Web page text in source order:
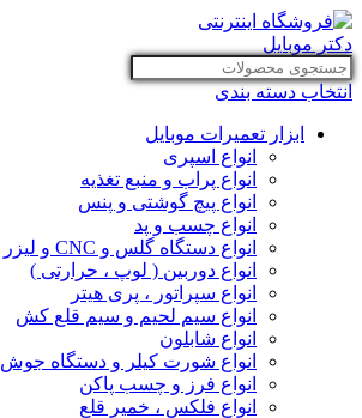
انتخاب دسته بندی
ابزار تعمیرات موبایل
انواع اسپری
انواع پراب و منبع تغذیه
انواع پیچ گوشتی و پنس
انواع چسب و پد
انواع دستگاه گلس و CNC و لیزر
انواع دوربین ( لوپ ، حرارتی )
انواع سپراتور ، پری هیتر
انواع سیم لحیم و سیم قلع کش
انواع شابلون
انواع شورت کیلر و دستگاه جوش
انواع فرز و چسب پاکن
انواع فلکس ، خمیر قلع